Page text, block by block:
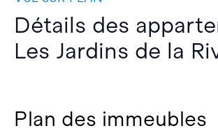
Détails des
Les Jardins de la
Plan des immeubles